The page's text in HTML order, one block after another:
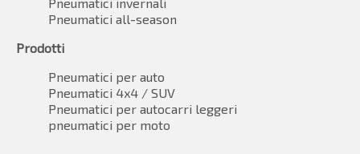
Pneumatici all-season
Prodotti
Pneumatici per auto
Pneumatici 4x4 / SUV
Pneumatici per autocarri leggeri
pneumatici per moto